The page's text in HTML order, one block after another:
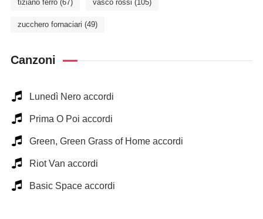
tiziano ferro(67) vasco rossi (105)
zucchero fornaciari (49)
Canzoni
Lunedì Nero accordi
Prima O Poi accordi
Green, Green Grass of Home accordi
Riot Van accordi
Basic Space accordi